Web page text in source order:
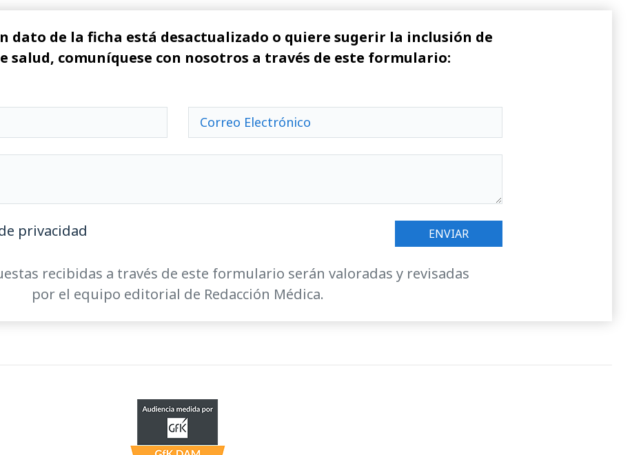
dato de la ficha está desactualizado o quiere sugerir la inclusión de
salud, comuníquese con nosotros a través de este formulario:
privacidad
recibidas a través de este formulario serán valoradas y revisadas
por el equipo editorial de Redacción Médica.